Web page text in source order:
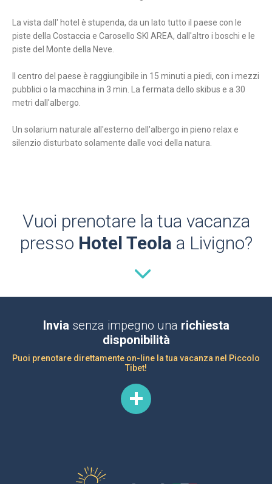
La vista dall' hotel è stupenda, da un lato tutto il paese con le
piste della Costaccia e Carosello SKI AREA, dall'altro i boschi e le
piste del Monte della Neve.
Il centro del paese è raggiungibile in 15 minuti a piedi, con i mezzi
pubblici o la macchina in 3 min. La fermata dello skibus e a 30
metri dall'albergo.
Un solarium naturale all'esterno dell'albergo in pieno relax e
silenzio disturbato solamente dalle voci della natura.
Vuoi prenotare la tua vacanza
presso Hotel Teola a Livigno?
Invia senza impegno una richiesta
disponibilità
Puoi prenotare direttamente on-line la tua vacanza nel Piccolo
Tibet!